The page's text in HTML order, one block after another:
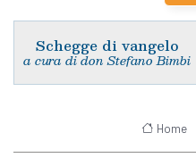
Schegge di vangelo
a cura di don Stefano Bimbi
Home